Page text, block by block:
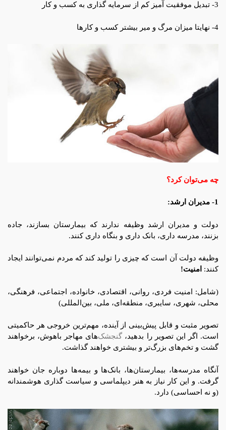
3- تبدیل موفقیت آمیز کم از سرمایه گذاری به کسب و کار
4- نهایتا میزان مرگ و میر بیشتر کسب و کارها
چه می‌توان کرد؟
1- مدیران ارشد:
دولت و مدیران ارشد وظیفه ندارند که بیمارستان بسازند، جاده
بزنند، مدرسه داری، بانک داری و بنگاه داری کنند.
وظیفه دولت آن است که چیزی را تولید کند که مردم نمی‌توانند ایجاد
کنند: امنیت!
(شامل: امنیت فردی، روانی، اقتصادی، خانواده، اجتماعی، فرهنگی،
محلی، شهری، سایبری، منطقه‌ای، ملی، بین‌المللی)
تصویر مثبت و قابل پیش‌بینی از آینده، مهم‌ترین خروجی هر حاکمیتی
است. اگر این تصویر را بدهید، گنجشک‌های مهاجر باهوش، برخواهند
گشت و تخم‌های بزرگ‌تر و بیشتری خواهند گذاشت.
آنگاه مدرسه‌ها، بیمارستان‌ها، بانک‌ها و بیمه‌ها دوباره جان خواهند
گرفت. و این کار نیاز به هنر دیپلماسی و سیاست گذاری هوشمندانه
(و نه احساسی) دارد.